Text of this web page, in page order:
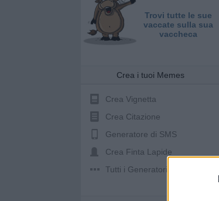
Trovi tutte le sue
vaccate sulla sua
vaccheca
Crea i tuoi Memes
Crea Vignetta
Crea Citazione
Generatore di SMS
Crea Finta Lapide
Tutti i Generatori